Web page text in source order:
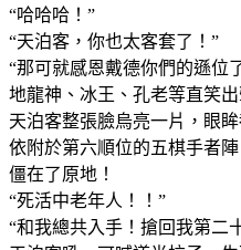
“哈哈哈！”
“天泊客，你也太客套了！”
“那可就感恩戴德你們的遜位
地龍神、冰王、孔老等直笑出
天泊客整張臉烏亮一片，眼眸
依附於第六順位的五棋手者
僵在了原地！
“死活中老年人！！”
“和我總共入手！搶回我第